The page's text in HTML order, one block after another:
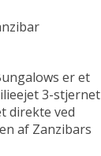
er et
3-stjernet
direkte ved
af Zanzibars